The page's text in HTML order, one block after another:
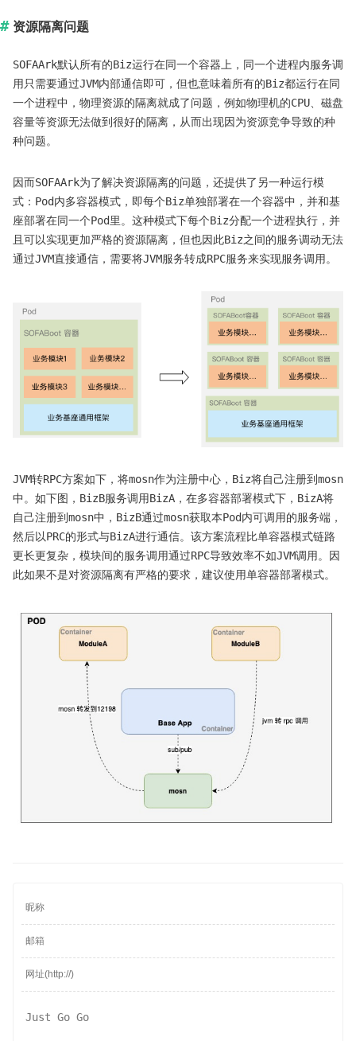
资源隔离问题
SOFAArk默认所有的Biz运行在同一个容器上，同一个进程内服务调
用只需要通过JVM内部通信即可，但也意味着所有的Biz都运行在同
一个进程中，物理资源的隔离就成了问题，例如物理机的CPU、磁盘
容量等资源无法做到很好的隔离，从而出现因为资源竞争导致的种
种问题。
因而SOFAArk为了解决资源隔离的问题，还提供了另一种运行模
式：Pod内多容器模式，即每个Biz单独部署在一个容器中，并和基
座部署在同一个Pod里。这种模式下每个Biz分配一个进程执行，并
且可以实现更加严格的资源隔离，但也因此Biz之间的服务调动无法
通过JVM直接通信，需要将JVM服务转成RPC服务来实现服务调用。
JVM转RPC方案如下，将mosn作为注册中心，Biz将自己注册到mosn
中。如下图，BizB服务调用BizA，在多容器部署模式下，BizA将
自己注册到mosn中，BizB通过mosn获取本Pod内可调用的服务端，
然后以PRC的形式与BizA进行通信。该方案流程比单容器模式链路
更长更复杂，模块间的服务调用通过RPC导致效率不如JVM调用。因
此如果不是对资源隔离有严格的要求，建议使用单容器部署模式。